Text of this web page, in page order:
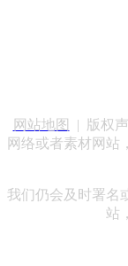
网站地图
| 版权
网络或者素材网站
我们仍会及时署名
站